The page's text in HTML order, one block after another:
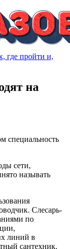
где пройти и,
на
специальность
сети,
называть
Слесарь-
по
линий в
сантехник.